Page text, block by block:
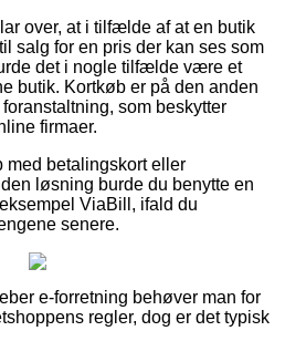
over, at i tilfælde af at en butik
salg for en pris der kan ses som
det i nogle tilfælde være et
butik. Kortkøb er på den anden
som beskytter
firmaer.
med betalingskort eller
løsning burde du benytte en
ViaBill, ifald du
senere.
e-forretning behøver man for
regler, dog er det typisk